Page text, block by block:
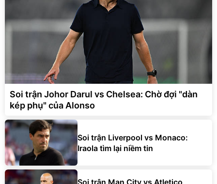
Soi trận Johor Darul vs Chelsea: Chờ đợi "dàn
kép phụ" của Alonso
Soi trận Liverpool vs Monaco:
Iraola tìm lại niềm tin
Soi trận Man City vs Atletico